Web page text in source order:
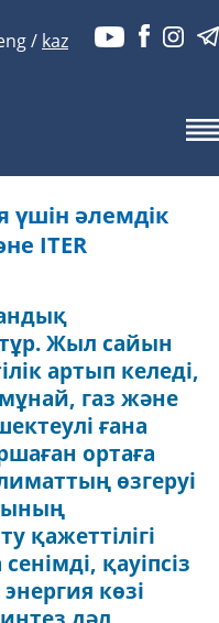
/ kaz
үшін әлемдік
ITER
тұр. Жыл сайын
артып келеді,
газ және
ғана
ортаға
өзгеруі
қажеттілігі
қауіпсіз
көзі